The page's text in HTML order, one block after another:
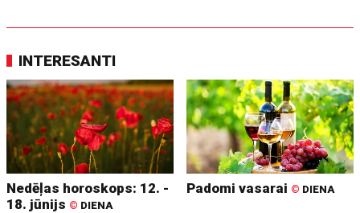
INTERESANTI
Nedēļas horoskops: 12. -
18. jūnijs © DIENA
Padomi vasarai © DIENA